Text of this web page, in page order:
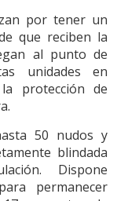
por tener un
que reciben la
al punto de
unidades en
protección de
50 nudos y
blindada
Dispone
permanecer